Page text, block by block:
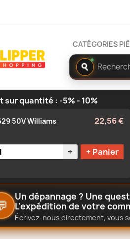
CATÉGORIES
✦
Rechercher
dans
le
catalogue
sur quantité : -5% - 10%
50V Williams 22,56 €
+ + Panier
Un dépannage ? Une
L'expédition de votre
Écrivez-nous directement, vous